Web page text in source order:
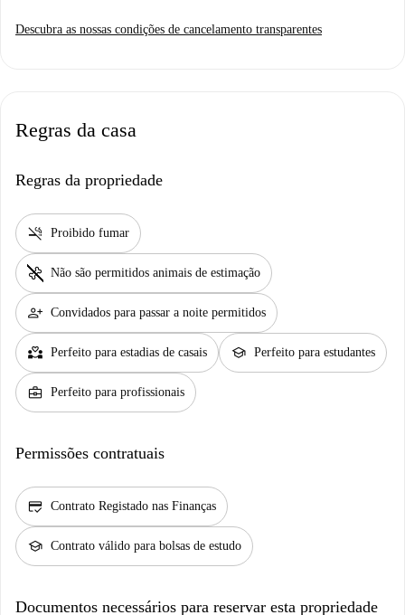
Descubra as nossas condições de cancelamento transparentes
Regras da casa
Regras da propriedade
smoke_free Proibido fumar
pet_supplies Não são permitidos animais de estimação
person_add Convidados para passar a noite permitidos
partner_heart Perfeito para estadias de casais school Perfeito para estudantes
business_center Perfeito para profissionais
Permissões contratuais
credit_score Contrato Registado nas Finanças
school Contrato válido para bolsas de estudo
Documentos necessários para reservar esta propriedade